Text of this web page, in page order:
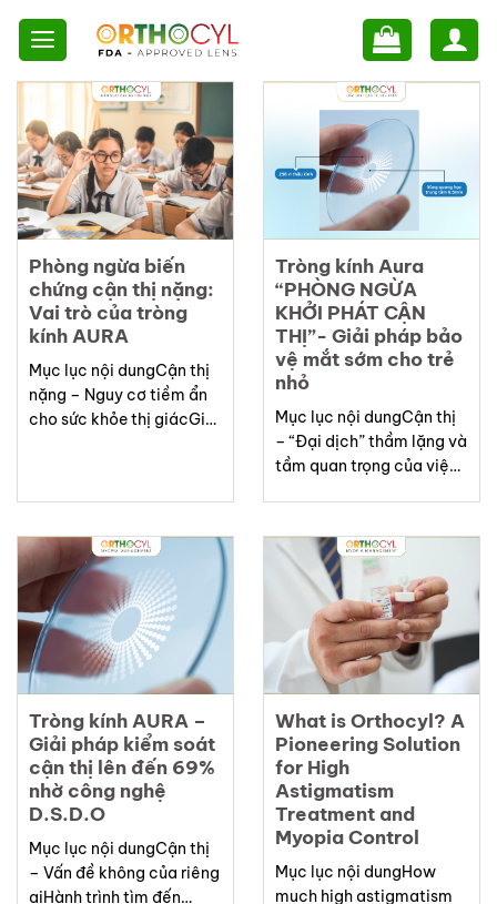
Phòng ngừa biến
chứng cận thị nặng:
Vai trò của tròng
kính AURA
Mục lục nội dungCận thị
nặng – Nguy cơ tiềm ẩn
cho sức khỏe thị giácGiải
của tròng kính Aura: Kiểm
soát từ gốc quá trình kéo
dài trục nhãn cầu...
Tròng kính Aura
“PHÒNG NGỪA
KHỞI PHÁT CẬN
THỊ”- Giải pháp bảo
vệ mắt sớm cho trẻ
nhỏ
Mục lục nội dungCận thị
– “Đại dịch” thầm lặng và
tầm quan trọng của việc
Công nghệ đỉnh cao
trong kiểm soát và phòng
ngừa cận thịƯu điểm
công nghệ của AuraHiệu
quả phòng ngừa – các số
liệu chứng minhĐối...
Tròng kính AURA –
Giải pháp kiểm soát
cận thị lên đến 69%
nhờ công nghệ
D.S.D.O
Mục lục nội dungCận thị
– Vấn đề không của riêng
aiHành trình tìm đến
What is Orthocyl? A
Pioneering Solution
for High
Astigmatism
Treatment and
Myopia Control
Mục lục nội dungHow
much high astigmatism